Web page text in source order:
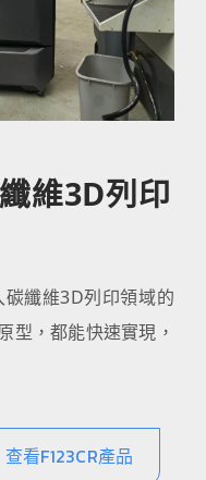
維3D列印
纖維3D列印領域的
型，都能快速實現，
查看F123CR產品